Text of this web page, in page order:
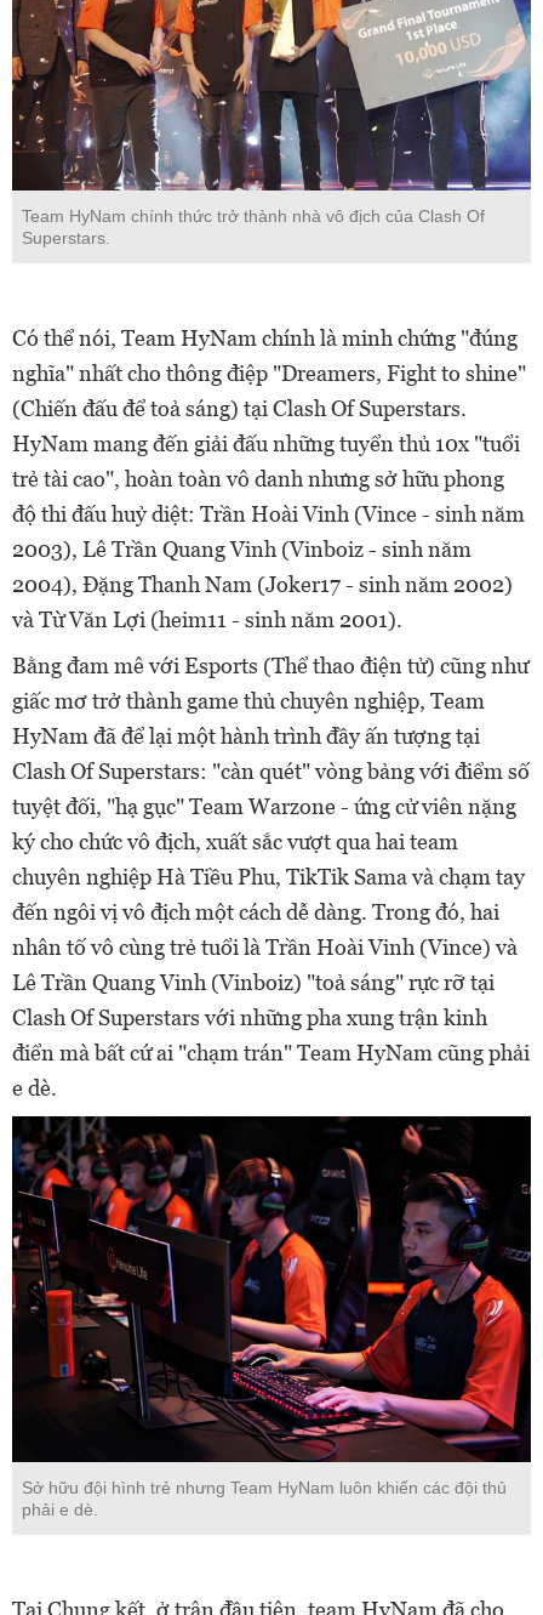
Team HyNam chính thức trở thành nhà vô địch của Clash Of
Superstars.
Có thể nói, Team HyNam chính là minh chứng "đúng
nghĩa" nhất cho thông điệp "Dreamers, Fight to shine"
(Chiến đấu để toả sáng) tại Clash Of Superstars.
HyNam mang đến giải đấu những tuyển thủ 10x "tuổi
trẻ tài cao", hoàn toàn vô danh nhưng sở hữu phong
độ thi đấu huỷ diệt: Trần Hoài Vinh (Vince - sinh năm
2003), Lê Trần Quang Vinh (Vinboiz - sinh năm
2004), Đặng Thanh Nam (Joker17 - sinh năm 2002)
và Từ Văn Lợi (heim11 - sinh năm 2001).
Bằng đam mê với Esports (Thể thao điện tử) cũng như
giấc mơ trở thành game thủ chuyên nghiệp, Team
HyNam đã để lại một hành trình đầy ấn tượng tại
Clash Of Superstars: "càn quét" vòng bảng với điểm số
tuyệt đối, "hạ gục" Team Warzone - ứng cử viên nặng
ký cho chức vô địch, xuất sắc vượt qua hai team
chuyên nghiệp Hà Tiều Phu, TikTik Sama và chạm tay
đến ngôi vị vô địch một cách dễ dàng. Trong đó, hai
nhân tố vô cùng trẻ tuổi là Trần Hoài Vinh (Vince) và
Lê Trần Quang Vinh (Vinboiz) "toả sáng" rực rỡ tại
Clash Of Superstars với những pha xung trận kinh
điển mà bất cứ ai "chạm trán" Team HyNam cũng phải
e dè.
Sở hữu đội hình trẻ nhưng Team HyNam luôn khiến các đội thủ
phải e dè.
Tại Chung kết, ở trận đầu tiên, team HyNam đã cho